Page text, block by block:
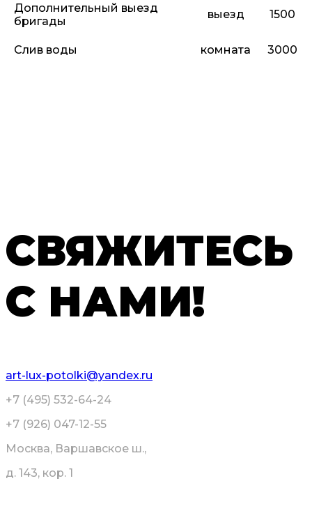
Дополнительный выезд
бригады
выезд 1500
Слив воды комната 3000
СВЯЖИТЕСЬ
С НАМИ!
art-lux-potolki@yandex.ru
+7 (495) 532-64-24
+7 (926) 047-12-55
Москва, Варшавское ш.,
д. 143, кор. 1